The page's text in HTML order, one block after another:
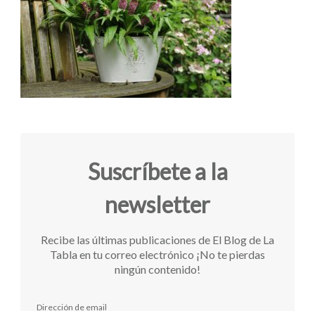
Suscríbete a la
newsletter
Recibe las últimas publicaciones de El Blog de La
Tabla en tu correo electrónico ¡No te pierdas
ningún contenido!
Dirección de email